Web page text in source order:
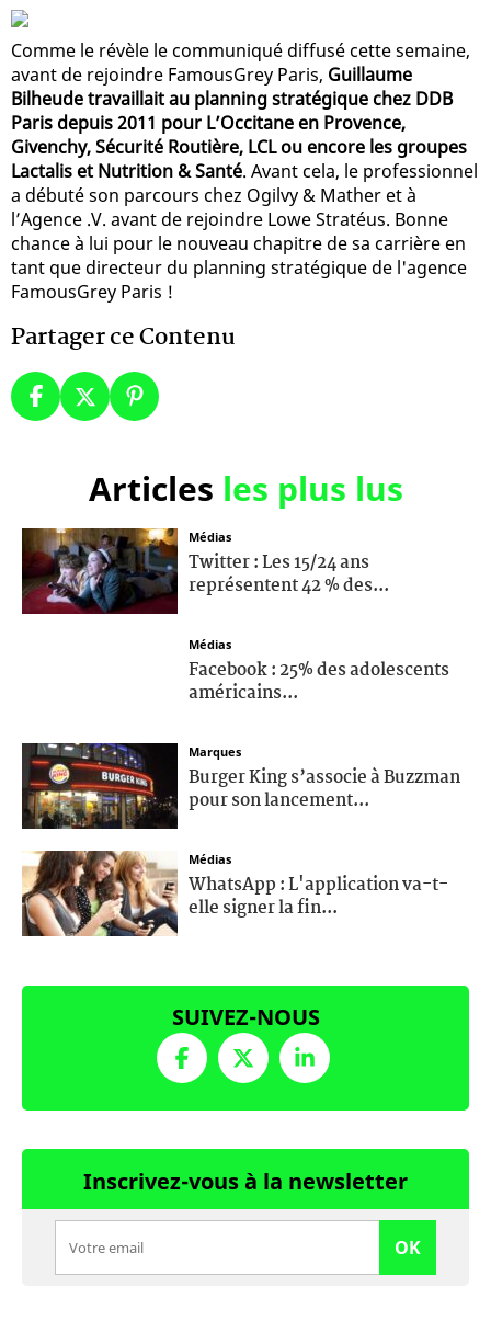
Comme le révèle le communiqué diffusé cette semaine,
avant de rejoindre FamousGrey Paris, Guillaume
Bilheude travaillait au planning stratégique chez DDB
Paris depuis 2011 pour L’Occitane en Provence,
Givenchy, Sécurité Routière, LCL ou encore les groupes
Lactalis et Nutrition & Santé. Avant cela, le professionnel
a débuté son parcours chez Ogilvy & Mather et à
l’Agence .V. avant de rejoindre Lowe Stratéus. Bonne
chance à lui pour le nouveau chapitre de sa carrière en
tant que directeur du planning stratégique de l'agence
FamousGrey Paris !
Partager ce Contenu
Articles les plus lus
Médias
Twitter : Les 15/24 ans
représentent 42 % des...
Médias
Facebook : 25% des adolescents
américains...
Marques
Burger King s’associe à Buzzman
pour son lancement...
Médias
WhatsApp : L'application va-t-
elle signer la fin...
SUIVEZ-NOUS
Inscrivez-vous à la newsletter
OK